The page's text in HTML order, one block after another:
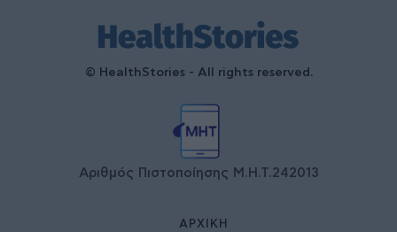
© HealthStories - All rights reserved.
Αριθμός Πιστοποίησης Μ.Η.Τ.242013
ΑΡΧΙΚΉ